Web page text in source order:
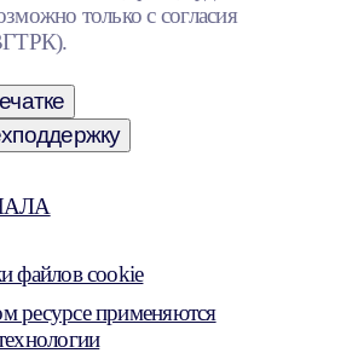
только с согласия
файлов cookie
ресурсе применяются